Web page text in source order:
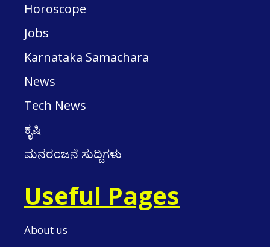
Horoscope
Jobs
Karnataka Samachara
News
Tech News
ಕೃಷಿ
ಮನರಂಜನೆ ಸುದ್ದಿಗಳು
Useful Pages
About us